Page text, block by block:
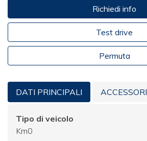
Richiedi info
Test drive
Permuta
DATI PRINCIPALI ACCESSORI
Tipo di veicolo
Km0